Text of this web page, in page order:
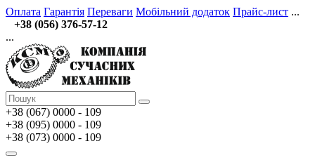
Оплата Гарантія Переваги Мобільний додаток Прайс-лист ...
+38 (056) 376-57-12
...
+38 (067) 0000 - 109
+38 (095) 0000 - 109
+38 (073) 0000 - 109